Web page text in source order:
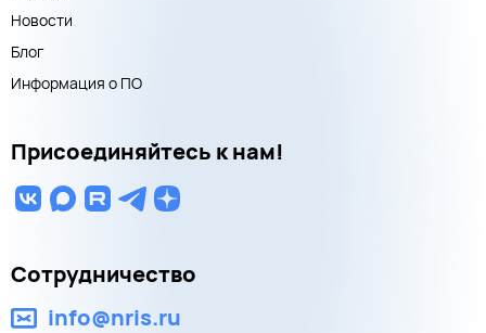
Новости
Блог
Информация о ПО
Присоединяйтесь к нам!
Сотрудничество
info@nris.ru